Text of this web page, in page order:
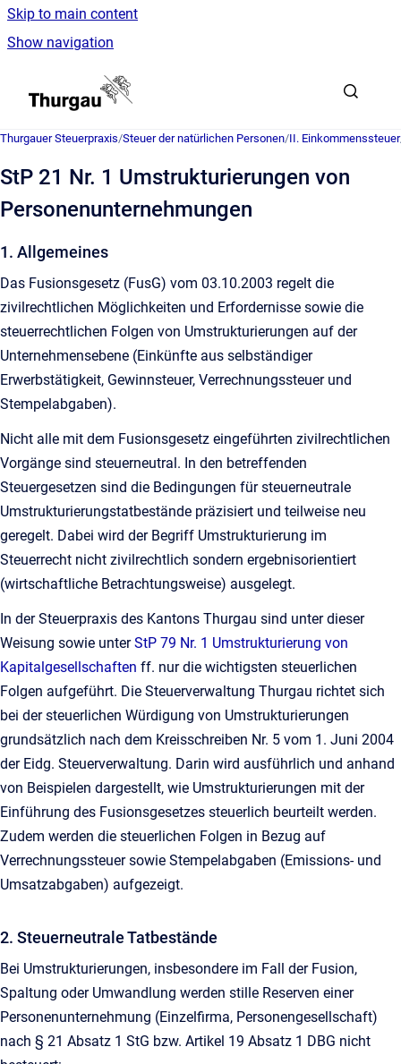
Skip to main content
Show navigation
Thurgauer Steuerpraxis/Steuer der natürlichen Personen/II. Einkommenssteuer
StP 21 Nr. 1 Umstrukturierungen von
Personenunternehmungen
1. Allgemeines
Das Fusionsgesetz (FusG) vom 03.10.2003 regelt die
zivilrechtlichen Möglichkeiten und Erfordernisse sowie die
steuerrechtlichen Folgen von Umstrukturierungen auf der
Unternehmensebene (Einkünfte aus selbständiger
Erwerbstätigkeit, Gewinnsteuer, Verrechnungssteuer und
Stempelabgaben).
Nicht alle mit dem Fusionsgesetz eingeführten zivilrechtlichen
Vorgänge sind steuerneutral. In den betreffenden
Steuergesetzen sind die Bedingungen für steuerneutrale
Umstrukturierungstatbestände präzisiert und teilweise neu
geregelt. Dabei wird der Begriff Umstrukturierung im
Steuerrecht nicht zivilrechtlich sondern ergebnisorientiert
(wirtschaftliche Betrachtungsweise) ausgelegt.
In der Steuerpraxis des Kantons Thurgau sind unter dieser
Weisung sowie unterStP 79 Nr. 1 Umstrukturierung von
Kapitalgesellschaften ff. nur die wichtigsten steuerlichen
Folgen aufgeführt. Die Steuerverwaltung Thurgau richtet sich
bei der steuerlichen Würdigung von Umstrukturierungen
grundsätzlich nach dem Kreisschreiben Nr. 5 vom 1. Juni 2004
der Eidg. Steuerverwaltung. Darin wird ausführlich und anhand
von Beispielen dargestellt, wie Umstrukturierungen mit der
Einführung des Fusionsgesetzes steuerlich beurteilt werden.
Zudem werden die steuerlichen Folgen in Bezug auf
Verrechnungssteuer sowie Stempelabgaben (Emissions- und
Umsatzabgaben) aufgezeigt.
2. Steuerneutrale Tatbestände
Bei Umstrukturierungen, insbesondere im Fall der Fusion,
Spaltung oder Umwandlung werden stille Reserven einer
Personenunternehmung (Einzelfirma, Personengesellschaft)
nach § 21 Absatz 1 StG bzw. Artikel 19 Absatz 1 DBG nicht